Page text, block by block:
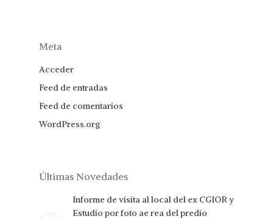
Meta
Acceder
Feed de entradas
Feed de comentarios
WordPress.org
Últimas Novedades
Informe de visita al local del ex CGIOR y
Estudio por foto ae rea del predio